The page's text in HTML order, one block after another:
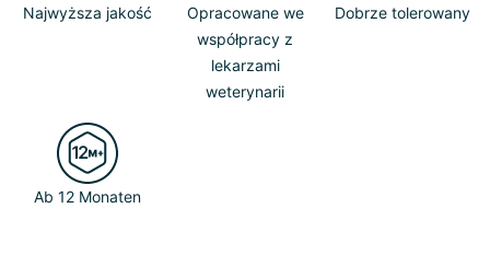
Najwyższa jakość
Opracowane we
współpracy z
lekarzami
weterynarii
Dobrze tolerowany
Ab 12 Monaten